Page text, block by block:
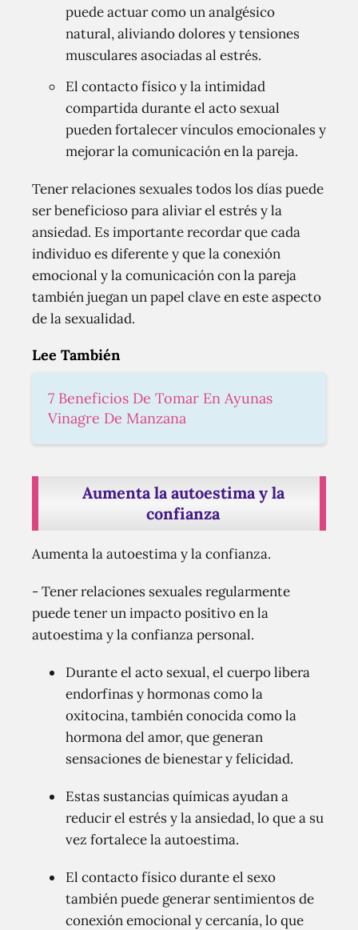
puede actuar como un analgésico
natural, aliviando dolores y tensiones
musculares asociadas al estrés.
El contacto físico y la intimidad
compartida durante el acto sexual
pueden fortalecer vínculos emocionales y
mejorar la comunicación en la pareja.
Tener relaciones sexuales todos los días puede
ser beneficioso para aliviar el estrés y la
ansiedad. Es importante recordar que cada
individuo es diferente y que la conexión
emocional y la comunicación con la pareja
también juegan un papel clave en este aspecto
de la sexualidad.
Lee También
7 Beneficios De Tomar En Ayunas
Vinagre De Manzana
Aumenta la autoestima y la
confianza
Aumenta la autoestima y la confianza.
- Tener relaciones sexuales regularmente
puede tener un impacto positivo en la
autoestima y la confianza personal.
Durante el acto sexual, el cuerpo libera
endorfinas y hormonas como la
oxitocina, también conocida como la
hormona del amor, que generan
sensaciones de bienestar y felicidad.
Estas sustancias químicas ayudan a
reducir el estrés y la ansiedad, lo que a su
vez fortalece la autoestima.
El contacto físico durante el sexo
también puede generar sentimientos de
conexión emocional y cercanía, lo que